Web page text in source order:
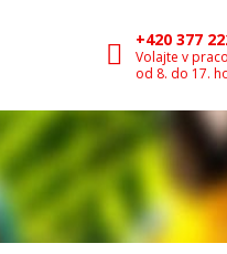
+420 377
Volajte v
od 8. do 17.